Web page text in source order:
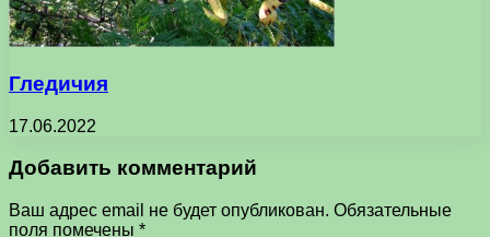
Гледичия
17.06.2022
Добавить комментарий
Ваш адрес email не будет опубликован. Обязательные
поля помечены *